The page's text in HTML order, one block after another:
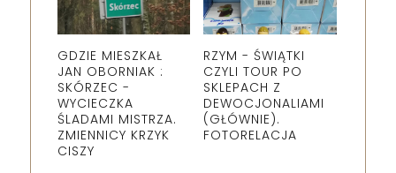
GDZIE MIESZKAŁ
JAN OBORNIAK :
SKÓRZEC -
WYCIECZKA
ŚLADAMI MISTRZA.
ZMIENNICY KRZYK
CISZY
RZYM - ŚWIĄTKI
CZYLI TOUR PO
SKLEPACH Z
DEWOCJONALIAMI
(GŁÓWNIE).
FOTORELACJA